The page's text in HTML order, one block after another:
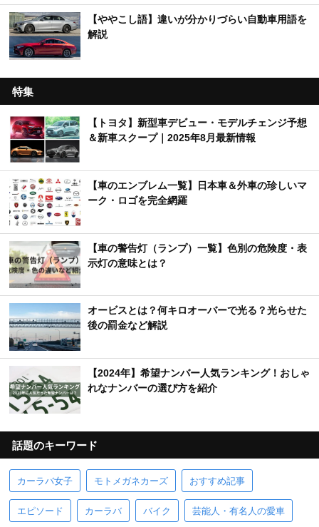
【ややこし語】違いが分かりづらい自動車用語を
解説
特集
【トヨタ】新型車デビュー・モデルチェンジ予想
＆新車スクープ｜2025年8月最新情報
【車のエンブレム一覧】日本車＆外車の珍しいマ
ーク・ロゴを完全網羅
【車の警告灯（ランプ）一覧】色別の危険度・表
示灯の意味とは？
オービスとは？何キロオーバーで光る？光らせた
後の罰金など解説
【2024年】希望ナンバー人気ランキング！おしゃ
れなナンバーの選び方を紹介
話題のキーワード
カーラバ女子 モトメガネカーズ おすすめ記事
エピソード カーラバ バイク 芸能人・有名人の愛車